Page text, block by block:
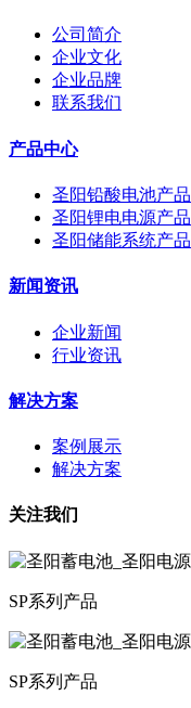
公司简介
企业文化
企业品牌
联系我们
产品中心
圣阳铅酸电池产品
圣阳锂电电源产品
圣阳储能系统产品
新闻资讯
企业新闻
行业资讯
解决方案
案例展示
解决方案
关注我们
SP系列产品
SP系列产品